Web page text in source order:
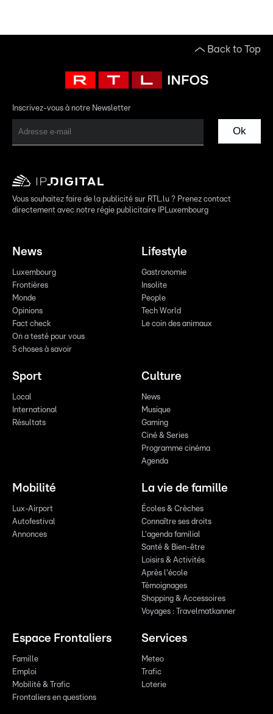
Back to Top
Inscrivez-vous à notre Newsletter
Ok
Vous souhaitez faire de la publicité sur RTL.lu ? Prenez contact
directement avec notre régie publicitaire IPLuxembourg
News
Luxembourg
Frontières
Monde
Opinions
Fact check
On a testé pour vous
5 choses à savoir
Lifestyle
Gastronomie
Insolite
People
Tech World
Le coin des animaux
Sport
Local
International
Résultats
Culture
News
Musique
Gaming
Ciné & Series
Programme cinéma
Agenda
Mobilité
Lux-Airport
Autofestival
Annonces
La vie de famille
Écoles & Crèches
Connaître ses droits
L'agenda familial
Santé & Bien-être
Loisirs & Activités
Après l'école
Témoignages
Shopping & Accessoires
Voyages : Travelmatkanner
Espace Frontaliers
Famille
Emploi
Mobilité & Trafic
Frontaliers en questions
Services
Meteo
Trafic
Loterie